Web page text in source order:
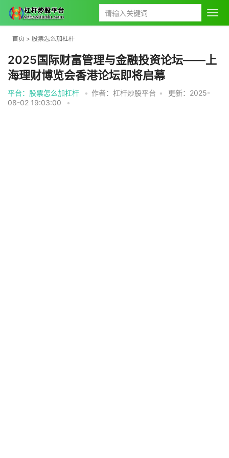
首页 > 股票怎么加杠杆
2025国际财富管理与金融投资论坛——上
海理财博览会香港论坛即将启幕
平台：股票怎么加杠杆 • 作者：杠杆炒股平台 •
更新：2025-
08-02 19:03:00
•